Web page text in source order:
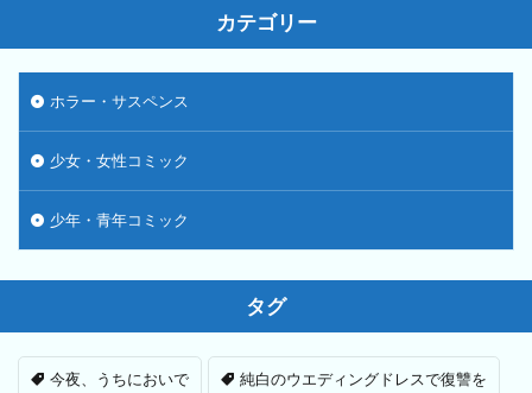
カテゴリー
ホラー・サスペンス
少女・女性コミック
少年・青年コミック
タグ
今夜、うちにおいで 純白のウエディングドレスで復讐を